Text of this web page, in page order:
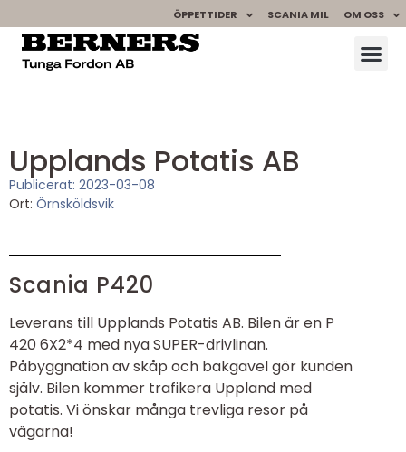
ÖPPETTIDER SCANIA MIL OM OSS
Upplands Potatis AB
Publicerat: 2023-03-08
Ort: Örnsköldsvik
Scania P420
Leverans till Upplands Potatis AB. Bilen är en P
420 6X2*4 med nya SUPER-drivlinan.
Påbyggnation av skåp och bakgavel gör kunden
själv. Bilen kommer trafikera Uppland med
potatis. Vi önskar många trevliga resor på
vägarna!